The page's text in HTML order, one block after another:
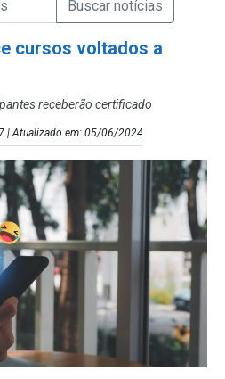
cursos voltados a
receberão certificado
| Atualizado em: 05/06/2024